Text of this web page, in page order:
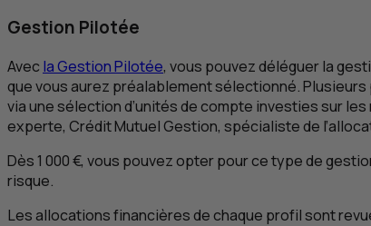
Gestion Pilotée
Avec la Gestion Pilotée, vous pouvez déléguer la
que vous aurez préalablement sélectionné.
via une sélection d’unités de compte investies sur
experte, Crédit Mutuel Gestion, spécialiste de
Dès 1 000 €, vous pouvez opter pour ce type de
risque.
Les allocations financières de chaque profil sont